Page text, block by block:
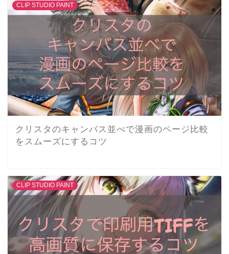
CLIP STUDIO PAINT
クリスタのキャンバス並べで漫画のページ比較
をスムーズにするコツ
CLIP STUDIO PAINT